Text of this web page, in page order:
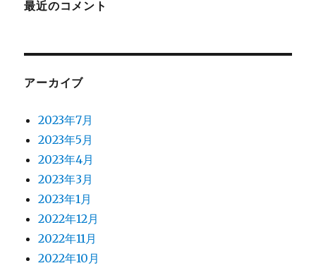
最近のコメント
アーカイブ
2023年7月
2023年5月
2023年4月
2023年3月
2023年1月
2022年12月
2022年11月
2022年10月